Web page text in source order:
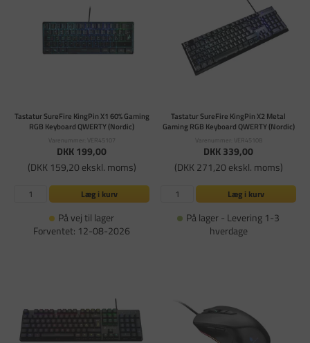
Tastatur SureFire KingPin X1 60% Gaming
RGB Keyboard QWERTY (Nordic)
Varenummer: VER45107
DKK 199,00
(DKK 159,20 ekskl. moms)
Læg i kurv
På vej til lager
Forventet: 12-08-2026
Tastatur SureFire KingPin X2 Metal
Gaming RGB Keyboard QWERTY (Nordic)
Varenummer: VER45108
DKK 339,00
(DKK 271,20 ekskl. moms)
Læg i kurv
På lager - Levering 1-3
hverdage